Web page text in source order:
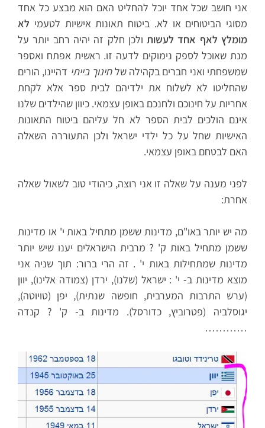
אני חושב שכל אחד יוכל להחליט האם הוא מבצע כל אחד
מסוגי הביטוחים או לא. ביטוח תאונות אישיות לטעמילא
מומלץ לאף אחד לעשותולכן חלק זה יהיה רחב יותר על
מנת שאוכל לספק נימוקים לדעה זו. ראשית אפתח ואספר
שמשפחתי ואני חברים בקהילה של חינוך בייתידהיינו, הורים
שהחליטו לא לשלוח את ילדיהם לבית ספר אלא לקחת
אחריות על חינוכם ולחנכם באופן עצמאי. כיוון שהילדים שלנו
אינם הולכים לבית הספר לא חל עליהם ביטוח התאונות
האישיות שחל על כל ילדי ישראל ולכן התעוררה השאלה
האם לבטחם באופן עצמאי.
לפני מענה על שאלה זו אני רוצה, כיהודי טוב לשאול שאלה
אחרת:
מה יש יותר באו"ם, מדינות ששמן מתחיל באות י' או מדינות
ששמן מתחיל באות ק' ? מרבית הישראלים יענו שיש יותר
מדינות שמתחילות באות י' . זה הרי ברור: תוך שניה אני
מוצא מדינות ב- י' : ישראל (שלנו), ירדן (צמודה אלינו), יוון
(ערש התרבות המערבית, חופשה שנתית), יפן (טויוטה),
יגוסלביה (פטרוביץ, כדורסל). מדינות ב- ק' ? קנדה
…………